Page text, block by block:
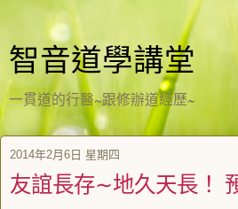
智音道學講堂
一貫道的行醫~跟修辦道經歷~
2014年2月6日 星期四
友誼長存∼地久天長！